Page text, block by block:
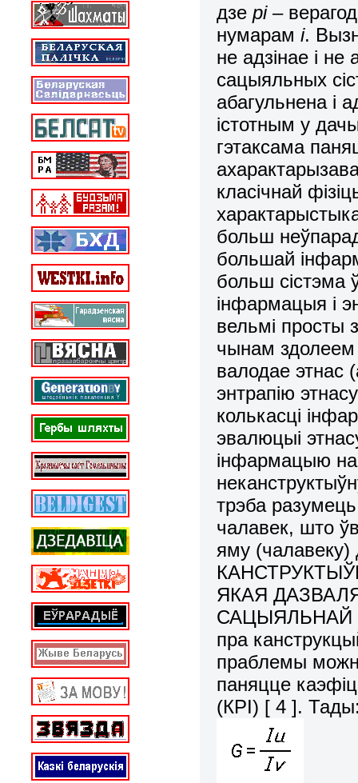
дзеpi–
нумарамi.
не адзінае і
сацыяльных
абагульнена і
істотным у
гэтаксама
класічнай
больш
большай
больш сістэма
інфармацыя і
вельмі просты
чынам здолеем
валодае этнас
энтрапію
колькасці
эвалюцыі
інфармацыю на
трэба
чалавек, што
яму (чалавеку)
ЯКАЯ
САЦЫЯЛЬНАЙ
пра
праблемы
паняцце
(КРІ) [ 4 ].